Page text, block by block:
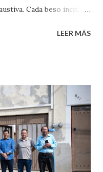
Cada beso incita
El problema es
saber. Pero incluso
no son expertos
algo nuevo que
conocer. Si eres una
sexuales, tal vez
no puedas esperar para
LEER MÁS